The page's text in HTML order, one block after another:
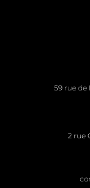
59 rue de
2 rue